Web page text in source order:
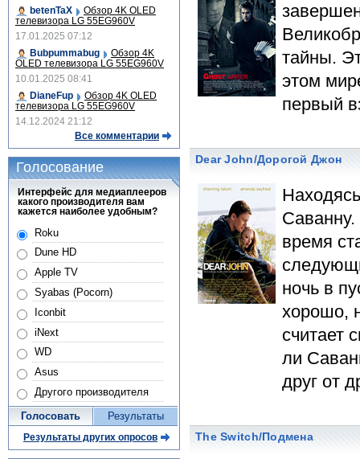
тайны.
этом
первый
Dear John/Дорогой Джон
время
ночь в
хорошо,
считает
ли
друг от
The Switch/Подмена
betenTaX
Обзор 4K OLED
телевизора LG 55EG960V
17.01.2025 07:12
Bubpummabug
Обзор 4K
OLED телевизора LG 55EG960V
10.01.2025 08:41
DianeFup
Обзор 4K OLED
телевизора LG 55EG960V
14.12.2024 21:12
Все комментарии
Голосование
Интерфейс для медиаплееров
какого производителя вам
кажется наиболее удобным?
Roku
Dune HD
Apple TV
Syabas (Pocorn)
Iconbit
iNext
WD
Asus
Другого производителя
Голосовать Результаты
Результаты других опросов